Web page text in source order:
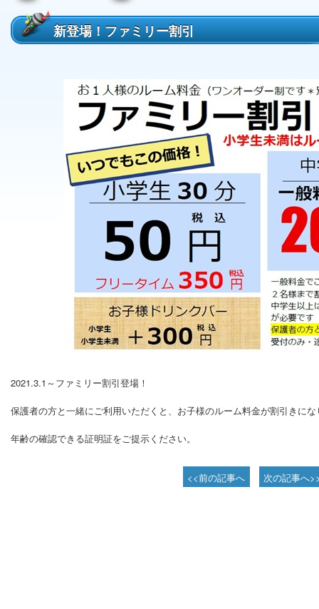
新登場！ファミリー割引
2021.3.1～ファミリー割引登場！
保護者の方と一緒にご利用いただくと、お子様のルーム料金が割引きに
年齢の確認できる証明証をご提示ください。
<<前の記事へ 次の記事へ